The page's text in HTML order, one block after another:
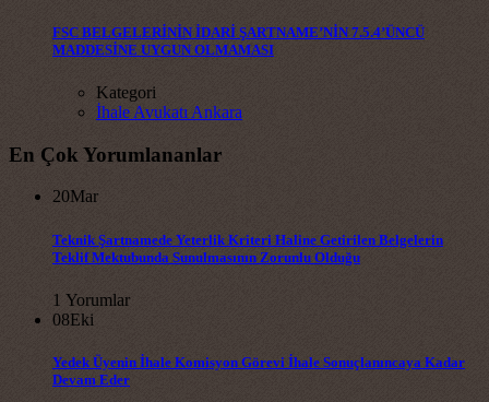
FSC BELGELERİNİN İDARİ ŞARTNAME’NİN 7.5.4’ÜNCÜ
MADDESİNE UYGUN OLMAMASI
Kategori
İhale Avukatı Ankara
En Çok Yorumlananlar
20Mar
Teknik Şartnamede Yeterlik Kriteri Haline Getirilen Belgelerin
Teklif Mektubunda Sunulmasının Zorunlu Olduğu
1 Yorumlar
08Eki
Yedek Üyenin İhale Komisyon Görevi İhale Sonuçlanıncaya Kadar
Devam Eder